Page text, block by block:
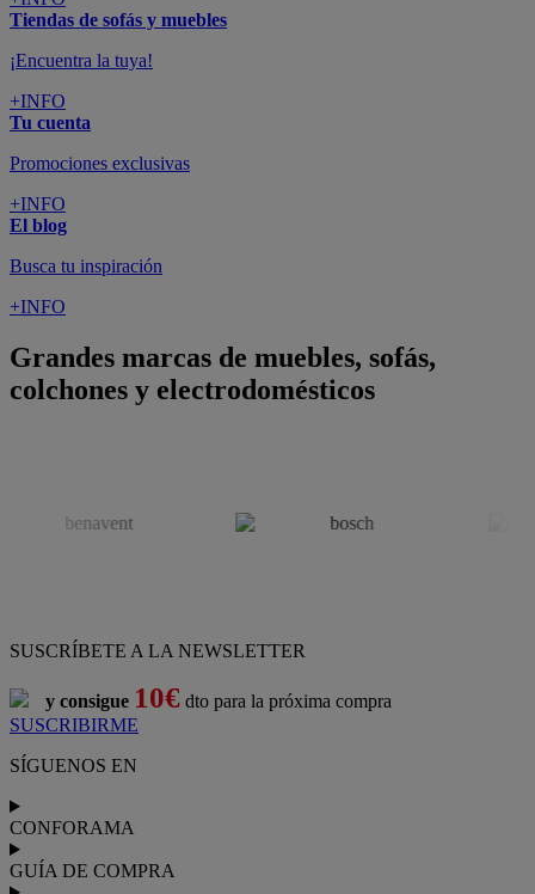
Tiendas de sofás y muebles
¡Encuentra la tuya!
+INFO
Tu cuenta
Promociones exclusivas
+INFO
El blog
Busca tu inspiración
+INFO
Grandes marcas de muebles, sofás,
colchones y electrodomésticos
SUSCRÍBETE A LA NEWSLETTER
y consigue 10€ dto para la próxima compra
SUSCRIBIRME
SÍGUENOS EN
CONFORAMA
GUÍA DE COMPRA